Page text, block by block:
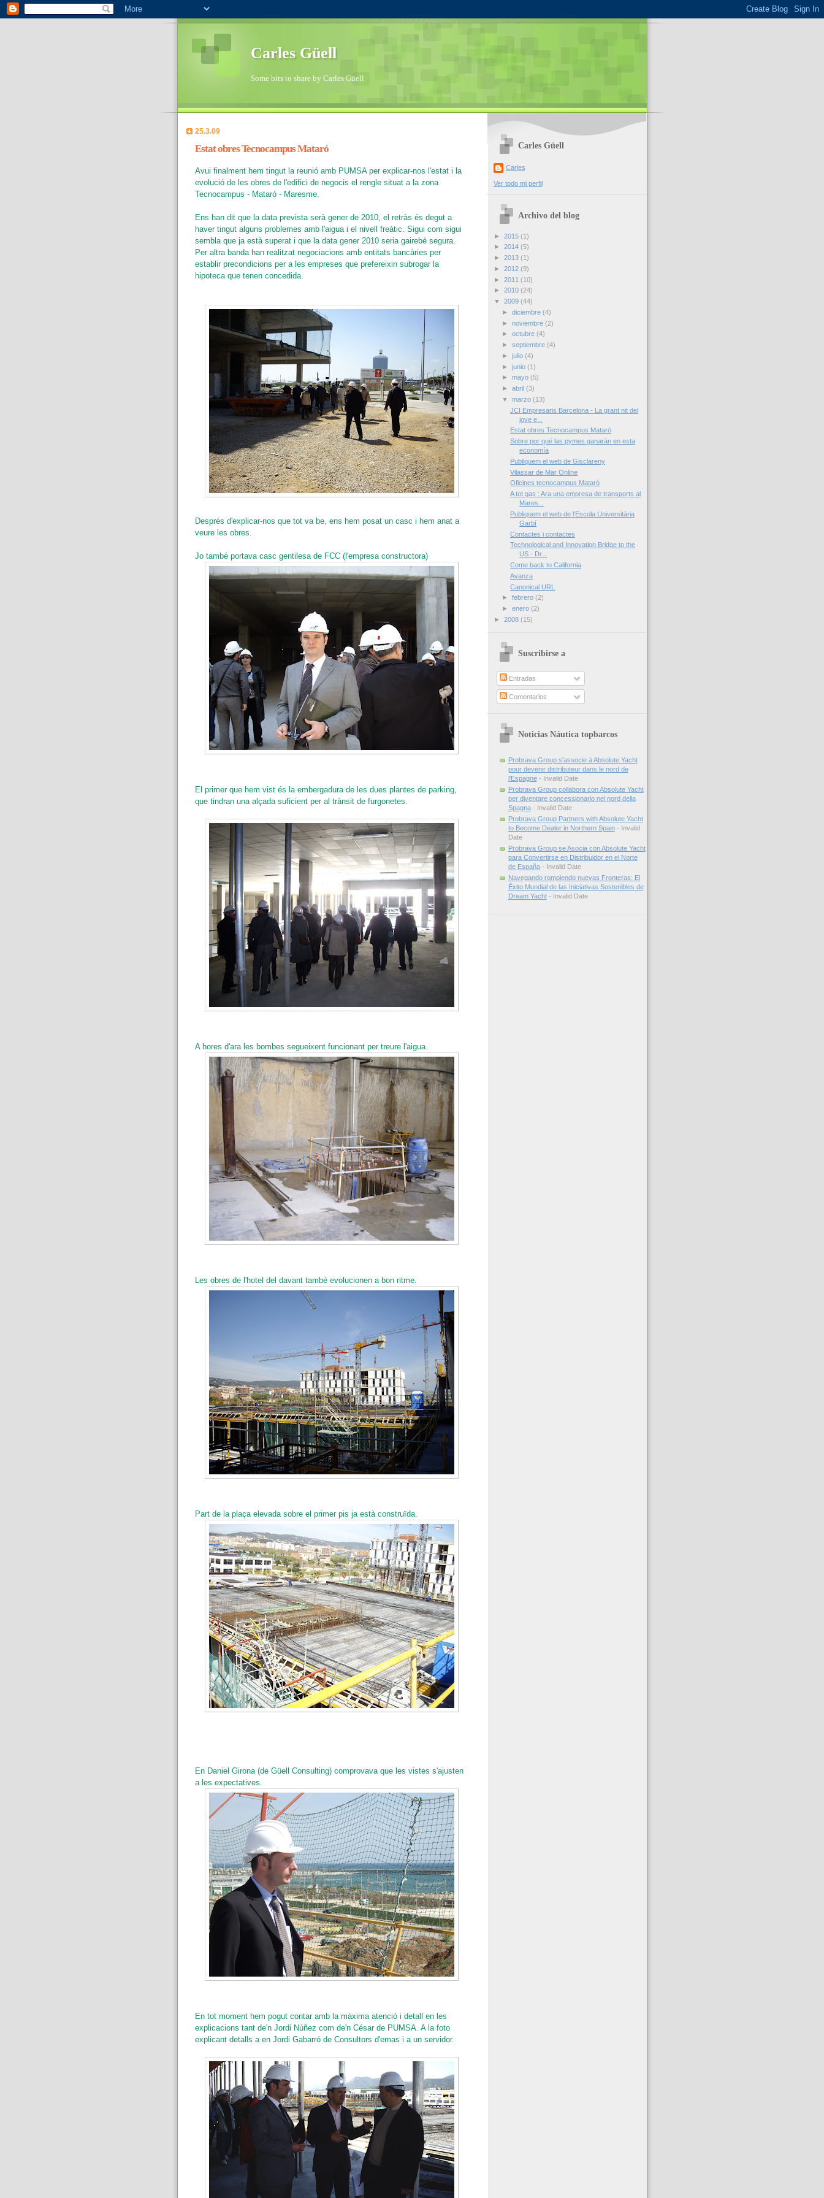
Carles Güell
Some bits to share by Carles Güell
25.3.09
Estat obres Tecnocampus Mataró
Avui finalment hem tingut la reunió amb PUMSA per explicar-nos l'estat i la
evolució de les obres de l'edifici de negocis el rengle situat a la zona
Tecnocampus - Mataró - Maresme.
Ens han dit que la data prevista serà gener de 2010, el retràs és degut a
haver tingut alguns problemes amb l'aigua i el nivell freàtic. Sigui com sigui
sembla que ja està superat i que la data gener 2010 seria gairebé segura.
Per altra banda han realitzat negociacions amb entitats bancàries per
establir precondicions per a les empreses que prefereixin subrogar la
hipoteca que tenen concedida.
Després d'explicar-nos que tot va be, ens hem posat un casc i hem anat a
veure les obres.
Jo també portava casc gentilesa de FCC (l'empresa constructora)
El primer que hem vist és la embergadura de les dues plantes de parking,
que tindran una alçada suficient per al trànsit de furgonetes.
A hores d'ara les bombes segueixent funcionant per treure l'aigua.
Les obres de l'hotel del davant també evolucionen a bon ritme.
Part de la plaça elevada sobre el primer pis ja està construïda.
En Daniel Girona (de Güell Consulting) comprovava que les vistes s'ajusten
a les expectatives.
En tot moment hem pogut contar amb la màxima atenció i detall en les
explicacions tant de'n Jordi Núñez com de'n César de PUMSA. A la foto
explicant detalls a en Jordi Gabarró de Consultors d'emas i a un servidor.
Carles Güell
Carles
Ver todo mi perfil
Archivo del blog
► 2015 (1)
► 2014 (5)
► 2013 (1)
► 2012 (9)
► 2011 (10)
► 2010 (24)
▼ 2009 (44)
► diciembre (4)
► noviembre (2)
► octubre (4)
► septiembre (4)
► julio (4)
► junio (1)
► mayo (5)
► abril (3)
▼ marzo (13)
JCI Empresaris Barcelona - La grant nit del
jove e...
Estat obres Tecnocampus Mataró
Sobre por qué las pymes ganarán en esta
economía
Publiquem el web de Gisclareny
Vilassar de Mar Online
Oficines tecnocampus Mataró
A tot gas : Ara una empresa de transports al
Mares...
Publiquem el web de l'Escola Universitària
Garbí
Contactes i contactes
Technological and Innovation Bridge to the
US - Dr...
Come back to California
Avanza
Canonical URL
► febrero (2)
► enero (2)
► 2008 (15)
Suscribirse a
Entradas
Comentarios
Noticias Náutica topbarcos
Probrava Group s'associe à Absolute Yacht
pour devenir distributeur dans le nord de
l'Espagne- Invalid Date
Probrava Group collabora con Absolute Yacht
per diventare concessionario nel nord della
Spagna- Invalid Date
Probrava Group Partners with Absolute Yacht
to Become Dealer in Northern Spain- Invalid
Date
Probrava Group se Asocia con Absolute Yacht
para Convertirse en Distribuidor en el Norte
de España- Invalid Date
Navegando rompiendo nuevas Fronteras: El
Éxito Mundial de las Iniciativas Sostenibles de
Dream Yacht- Invalid Date